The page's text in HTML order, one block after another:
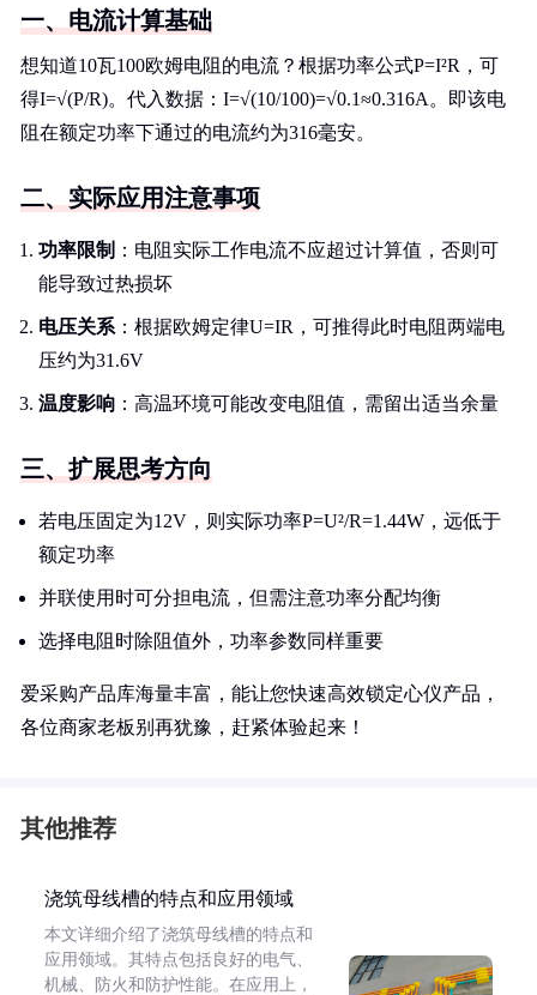
一、电流计算基础
想知道10瓦100欧姆电阻的电流？根据功率公式P=I²R，可
得I=√(P/R)。代入数据：I=√(10/100)=√0.1≈0.316A。即该电
阻在额定功率下通过的电流约为316毫安。
二、实际应用注意事项
功率限制 ：电阻实际工作电流不应超过计算值，否则可
能导致过热损坏
电压关系 ：根据欧姆定律U=IR，可推得此时电阻两端电
压约为31.6V
温度影响 ：高温环境可能改变电阻值，需留出适当余量
三、扩展思考方向
若电压固定为12V，则实际功率P=U²/R=1.44W，远低于
额定功率
并联使用时可分担电流，但需注意功率分配均衡
选择电阻时除阻值外，功率参数同样重要
爱采购产品库海量丰富，能让您快速高效锁定心仪产品，
各位商家老板别再犹豫，赶紧体验起来！
其他推荐
浇筑母线槽的特点和应用领域
本文详细介绍了浇筑母线槽的特点和
应用领域。其特点包括良好的电气、
机械、防火和防护性能。在应用上，